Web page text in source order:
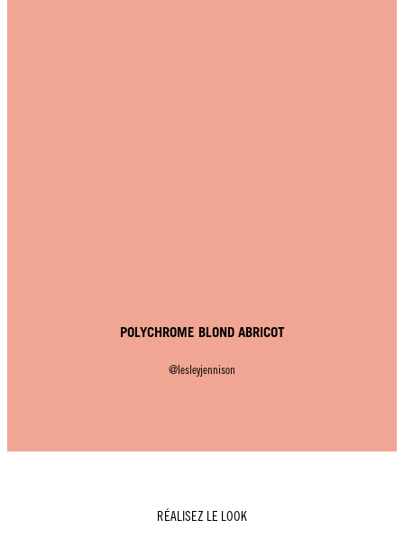
POLYCHROME BLOND ABRICOT
@lesleyjennison
RÉALISEZ LE LOOK